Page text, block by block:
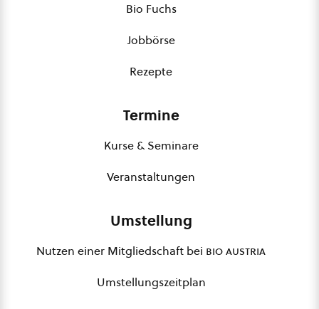
Bio Fuchs
Jobbörse
Rezepte
Termine
Kurse & Seminare
Veranstaltungen
Umstellung
Nutzen einer Mitgliedschaft bei bio austria
Umstellungszeitplan